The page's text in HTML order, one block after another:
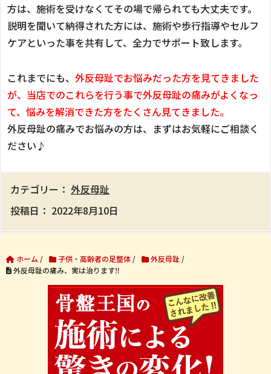
方は、施術を受けなくてその場で帰られても大丈夫です。
説明を聞いて納得された方には、施術や歩行指導やセルフ
ケアといった事を共有して、全力でサポート致します。
これまでにも、 外反母趾でお悩みだった方を見てきました
が、当店でのこれらを行う事で外反母趾の痛みがよくなっ
て、悩みを解消できた方をたくさん見てきました。
外反母趾の痛みでお悩みの方は、まずはお気軽にご相談く
ださい♪
カテゴリー： 外反母趾
投稿日： 2022年8月10日
ホーム / 子供・高齢者の足整体 / 外反母趾 /
外反母趾の痛み、実は治ります‼